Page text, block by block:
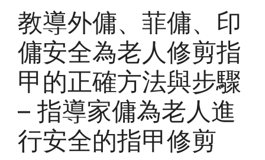
教導外傭、菲傭、印
傭安全為老人修剪指
甲的正確方法與步驟
– 指導家傭為老人進
行安全的指甲修剪